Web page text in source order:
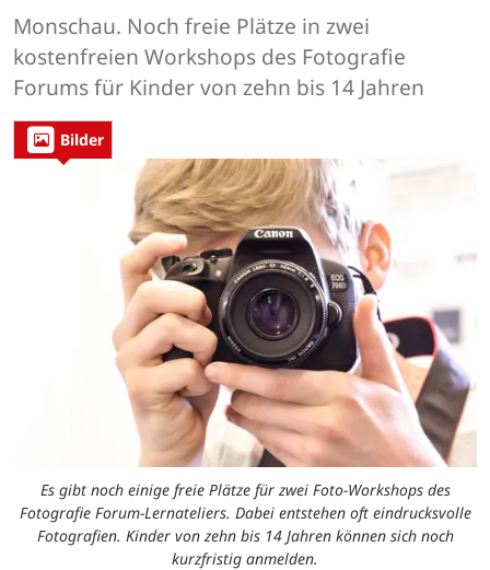
Monschau. Noch freie Plätze in zwei
kostenfreien Workshops des Fotografie
Forums für Kinder von zehn bis 14 Jahren
Bilder
Es gibt noch einige freie Plätze für zwei Foto-Workshops des
Fotografie Forum-Lernateliers. Dabei entstehen oft eindrucksvolle
Fotografien. Kinder von zehn bis 14 Jahren können sich noch
kurzfristig anmelden.